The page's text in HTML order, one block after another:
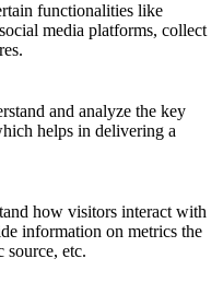
functionalities like
media platforms, collect
and analyze the key
helps in delivering a
how visitors interact with
information on metrics the
source, etc.